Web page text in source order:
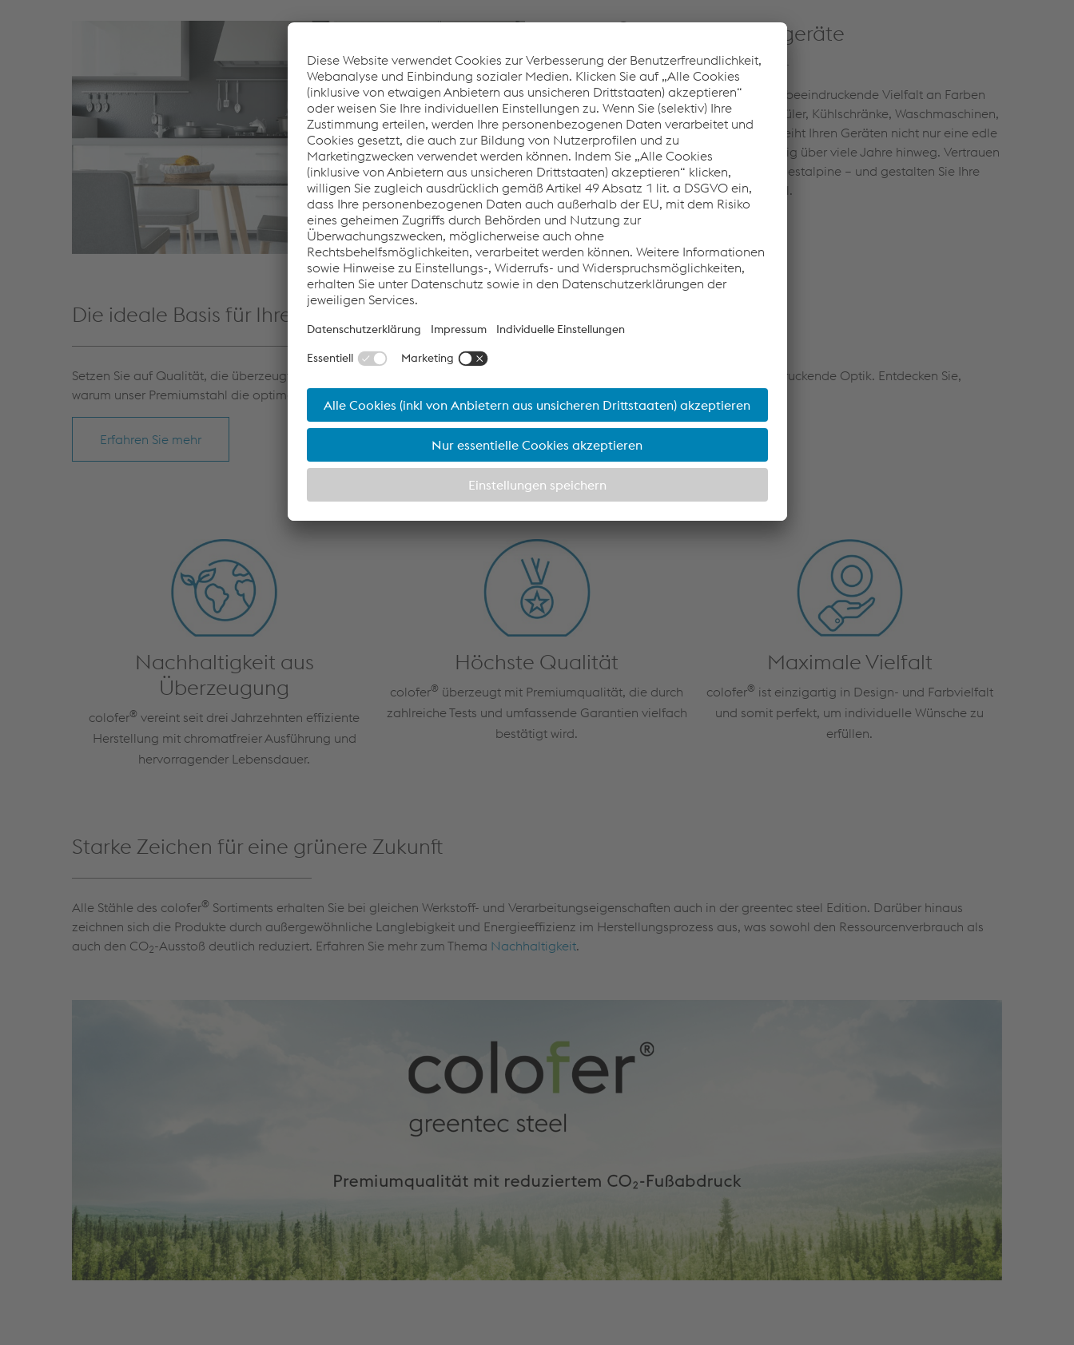
® HOME für Hausgeräte
Herausragende Kratzfestigkeit, und eine beeindruckende Vielfalt an Farben
und Designs: Unabhängig ob Geschirrspüler, Kühlschränke, Waschmaschinen,
Backöfen und vieles mehr – colofer®
verleiht Ihren Geräten nicht nur eine edle
Optik, sondern schützt sie auch zuverlässig über viele Jahre hinweg. Vertrauen
Sie auf bewährte Premiumqualität von voestalpine – und gestalten Sie Ihre
Hausgeräte individuell, robust und stilvoll.
Erfahren Sie mehr
Die ideale Basis für Ihre Produkte
Setzen Sie auf Qualität, die überzeugt: Stahl von voestalpine bietet nicht nur hohe Langlebigkeit, sondern auch eine beeindruckende Optik. Entdecken Sie,
warum unser Premiumstahl die optimale Grundlage für anspruchsvolle Anwendungen ist.
Erfahren Sie mehr
Nachhaltigkeit aus
Überzeugung
colofer® vereint seit drei Jahrzehnten effiziente
Herstellung mit chromatfreier Ausführung und
hervorragender Lebensdauer.
Höchste Qualität
colofer® überzeugt mit Premiumqualität, die durch
zahlreiche Tests und umfassende Garantien vielfach
bestätigt wird.
Maximale Vielfalt
colofer® ist einzigartig in Design- und Farbvielfalt
und somit perfekt, um individuelle Wünsche zu
erfüllen.
Starke Zeichen für eine grünere Zukunft
Alle Stähle des colofer® Sortiments erhalten Sie bei gleichen Werkstoff- und Verarbeitungseigenschaften auch in der greentec steel Edition. Darüber hinaus
zeichnen sich die Produkte durch außergewöhnliche Langlebigkeit und Energieeffizienz im Herstellungsprozess aus, was sowohl den Ressourcenverbrauch als
auch den CO2-Ausstoß deutlich reduziert. Erfahren Sie mehr zum Thema Nachhaltigkeit.